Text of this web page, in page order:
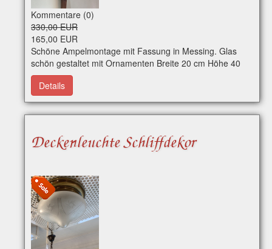
Kommentare (0)
330,00 EUR
165,00 EUR
Schöne Ampelmontage mit Fassung in Messing. Glas
schön gestaltet mit Ornamenten Breite 20 cm Höhe 40
cm Regulärer Preis 330,00 Euro - 50 % Rabatt Art.-Nr.
e0238 Per WhatsApp erreichbar
Details
Deckenleuchte Schliffdekor